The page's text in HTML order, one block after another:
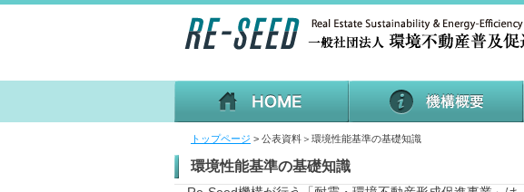
トップページ > 公表資料＞環境性能基準の基礎知識
環境性能基準の基礎知識